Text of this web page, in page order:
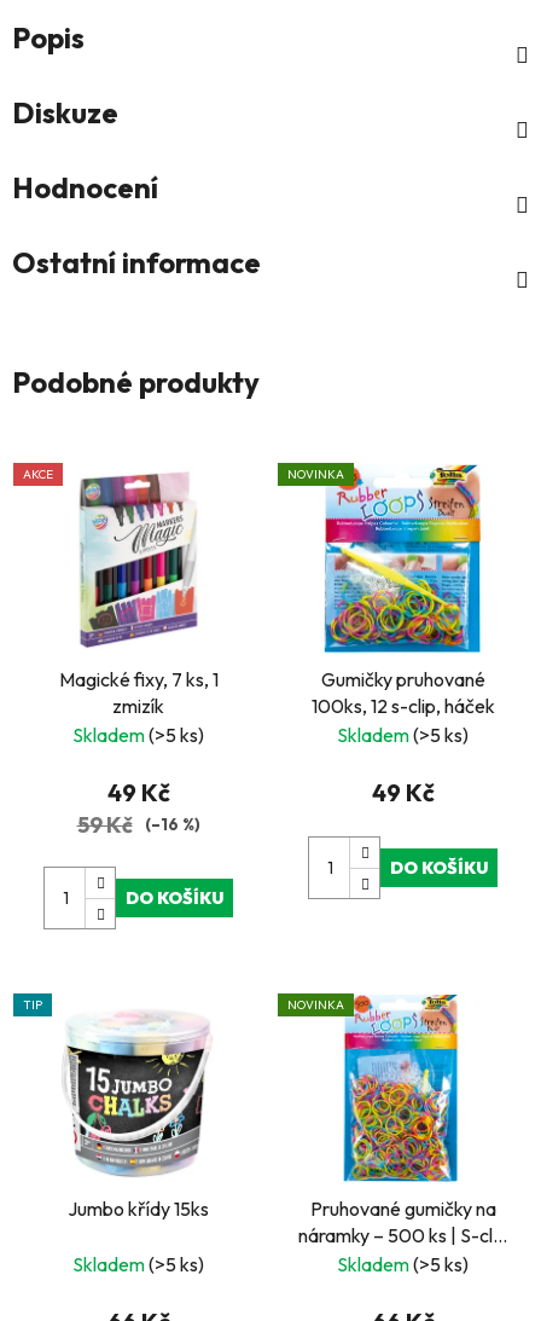
Popis
Diskuze
Hodnocení
Ostatní informace
Podobné produkty
AKCE
Magické fixy, 7 ks, 1
zmizík
Skladem(>5 ks)
49 Kč
59 Kč (–16 %)
DO KOŠÍKU
NOVINKA
Gumičky pruhované
100ks, 12 s-clip, háček
Skladem(>5 ks)
49 Kč
DO KOŠÍKU
TIP
Jumbo křídy 15ks
Skladem(>5 ks)
NOVINKA
Pruhované gumičky na
náramky – 500 ks | S-clip
spony a háček
Skladem(>5 ks)